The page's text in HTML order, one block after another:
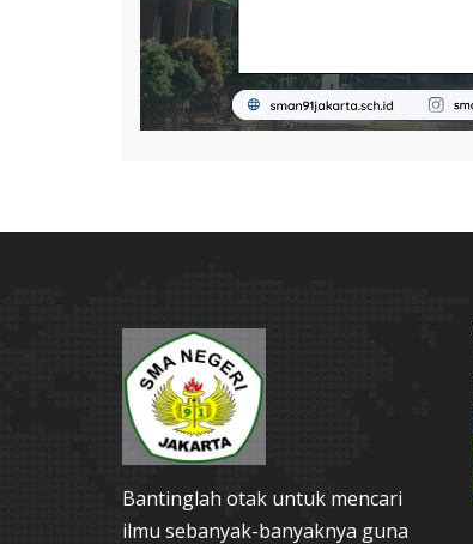
Bantinglah otak untuk mencari
ilmu sebanyak-banyaknya guna